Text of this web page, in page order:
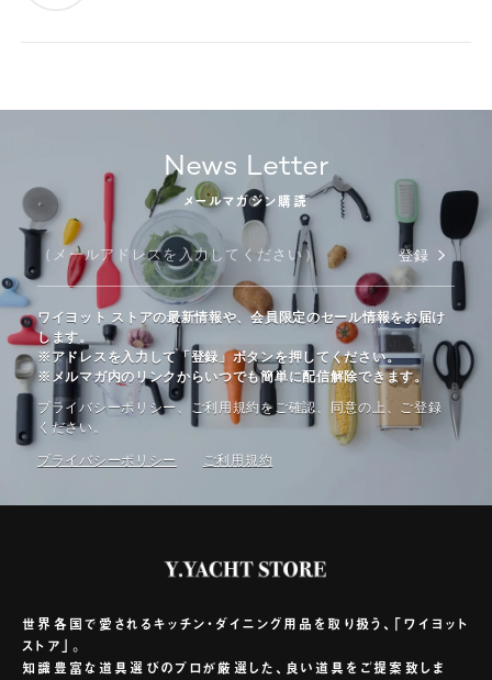
News Letter
メールマガジン購読
登録
ワイヨット ストアの最新情報や、会員限定のセール情報をお届け
します。
※アドレスを入力して「登録」ボタンを押してください。
※メルマガ内のリンクからいつでも簡単に配信解除できます。
プライバシーポリシー、ご利⽤規約をご確認、同意の上、ご登録
ください。
プライバシーポリシー ご利⽤規約
世界各国で愛されるキッチン・ダイニング用品を取り扱う、「ワイヨット
ストア」。
知識豊富な道具選びのプロが厳選した、良い道具をご提案致しま